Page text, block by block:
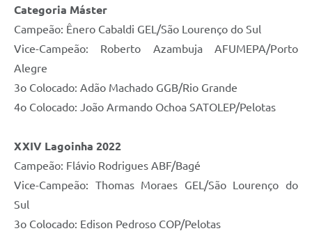
Categoria Máster
Campeão: Ênero Cabaldi GEL/São Lourenço do Sul
Vice-Campeão: Roberto Azambuja AFUMEPA/Porto
Alegre
3o Colocado: Adão Machado GGB/Rio Grande
4o Colocado: João Armando Ochoa SATOLEP/Pelotas
XXIV Lagoinha 2022
Campeão: Flávio Rodrigues ABF/Bagé
Vice-Campeão: Thomas Moraes GEL/São Lourenço do
Sul
3o Colocado: Edison Pedroso COP/Pelotas